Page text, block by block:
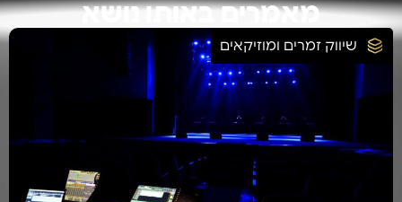
מאמרים באותו נושא
שיווק זמרים ומוזיקאים